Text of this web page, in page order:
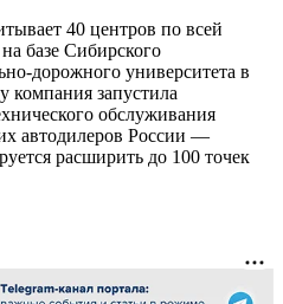
40 центров по всей
базе​ Сибирского
дорожного университета​ в
запустила
обслуживания
автодилеров России —
расширить​ до 100 точек